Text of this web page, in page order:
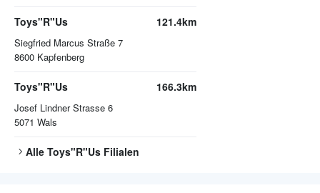
Toys"R"Us
Siegfried Marcus Straße 7
8600 Kapfenberg
121.4km
Toys"R"Us
Josef Lindner Strasse 6
5071 Wals
166.3km
Alle Toys"R"Us Filialen